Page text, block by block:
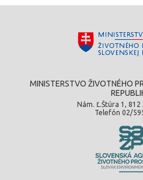
MINISTERSTVO ŽIVOTNÉHO
Nám. Ľ.Štúra 1,
Telefón 02/